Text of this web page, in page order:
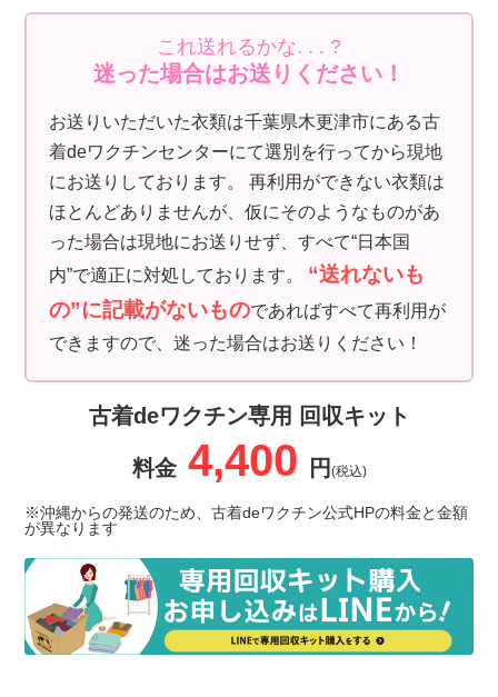
これ送れるかな. . . ?
迷った場合はお送りください！
お送りいただいた衣類は千葉県木更津市にある古
着deワクチンセンターにて選別を行ってから現地
にお送りしております。 再利用ができない衣類は
ほとんどありませんが、仮にそのようなものがあ
った場合は現地にお送りせず、すべて“日本国
内”で適正に対処しております。 “送れないも
の”に記載がないものであればすべて再利用が
できますので、迷った場合はお送りください！
古着deワクチン専用 回収キット
料金 4,400 円 (税込)
※沖縄からの発送のため、古着deワクチン公式HPの料金と金額
が異なります